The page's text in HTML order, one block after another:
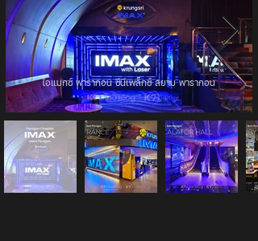
ไอแมกซ์ พารากอน ซีนีเพล็กซ์ สยาม พารากอน